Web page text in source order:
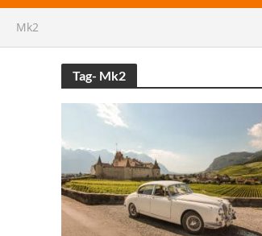
Mk2
Tag- Mk2